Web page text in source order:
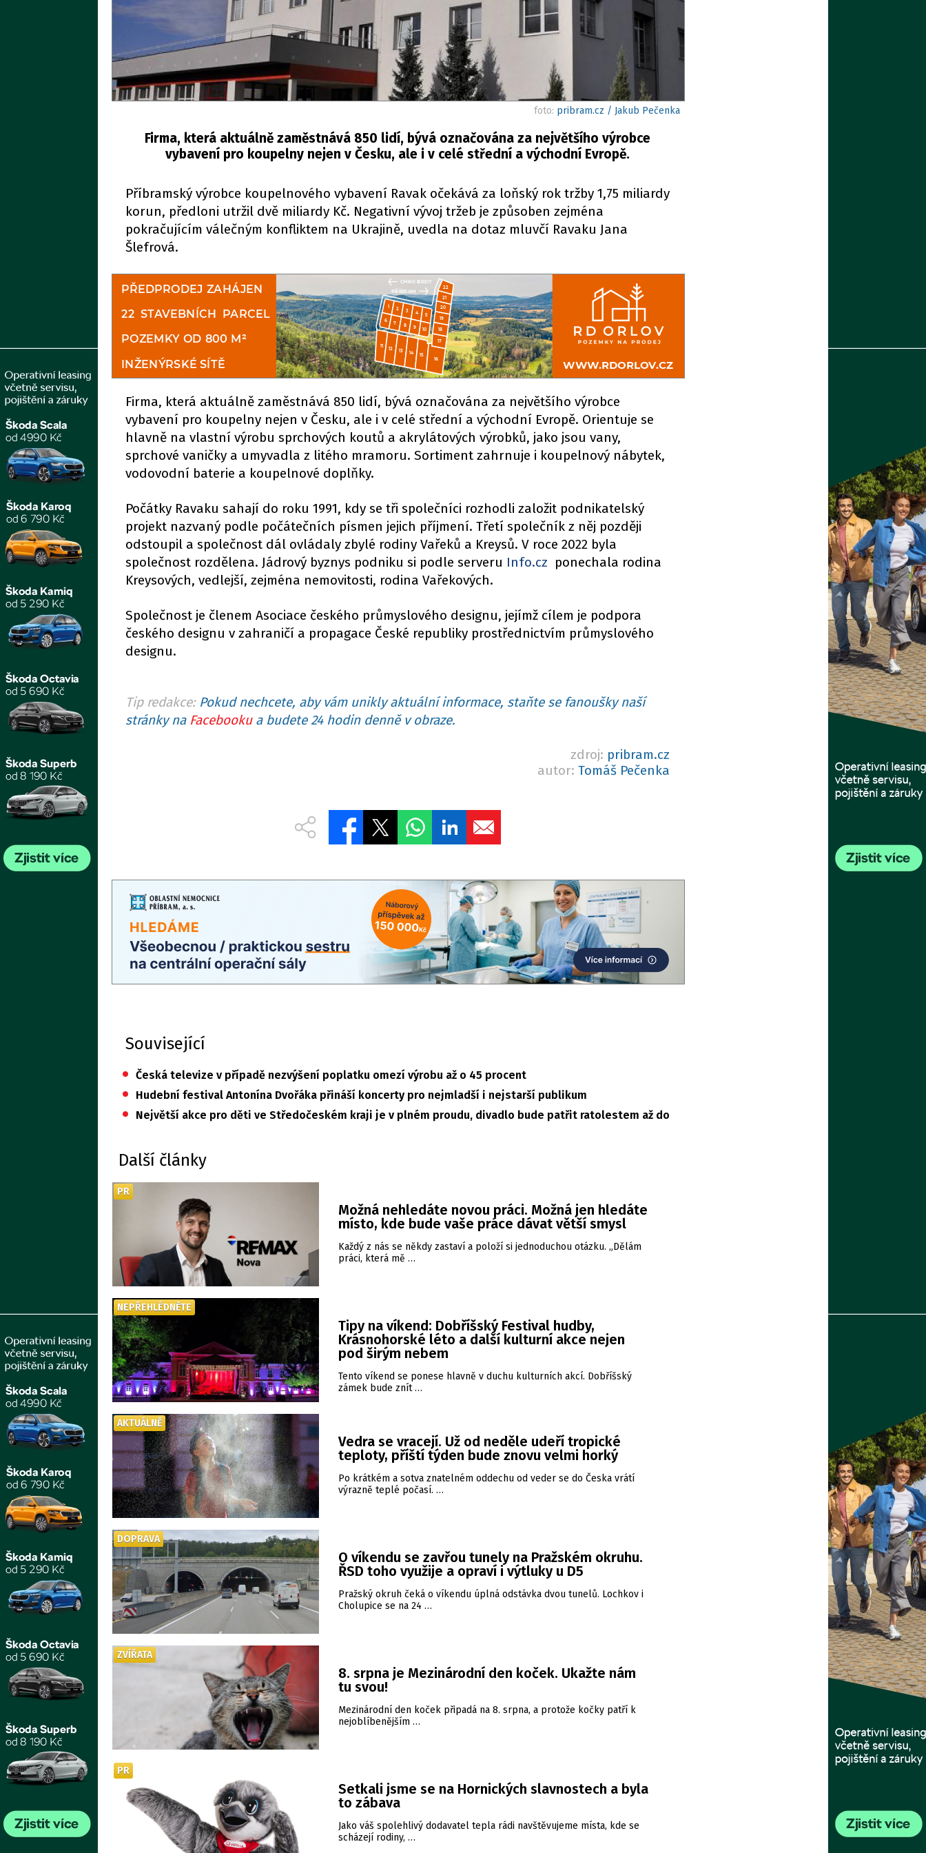
foto: pribram.cz / Jakub Pečenka
Firma, která aktuálně zaměstnává 850 lidí, bývá označována za největšího výrobce
vybavení pro koupelny nejen v Česku, ale i v celé střední a východní Evropě.
Příbramský výrobce koupelnového vybavení Ravak očekává za loňský rok tržby 1,75 miliardy
korun, předloni utržil dvě miliardy Kč. Negativní vývoj tržeb je způsoben zejména
pokračujícím válečným konfliktem na Ukrajině, uvedla na dotaz mluvčí Ravaku Jana
Šlefrová.
Firma, která aktuálně zaměstnává 850 lidí, bývá označována za největšího výrobce
vybavení pro koupelny nejen v Česku, ale i v celé střední a východní Evropě. Orientuje se
hlavně na vlastní výrobu sprchových koutů a akrylátových výrobků, jako jsou vany,
sprchové vaničky a umyvadla z litého mramoru. Sortiment zahrnuje i koupelnový nábytek,
vodovodní baterie a koupelnové doplňky.
Počátky Ravaku sahají do roku 1991, kdy se tři společníci rozhodli založit podnikatelský
projekt nazvaný podle počátečních písmen jejich příjmení. Třetí společník z něj později
odstoupil a společnost dál ovládaly zbylé rodiny Vařeků a Kreysů. V roce 2022 byla
společnost rozdělena. Jádrový byznys podniku si podle serveru Info.cz ponechala rodina
Kreysových, vedlejší, zejména nemovitosti, rodina Vařekových.
Společnost je členem Asociace českého průmyslového designu, jejímž cílem je podpora
českého designu v zahraničí a propagace České republiky prostřednictvím průmyslového
designu.
Tip redakce: Pokud nechcete, aby vám unikly aktuální informace, staňte se fanoušky naší
stránky na Facebookua budete 24 hodin denně v obraze.
zdroj: pribram.cz
autor: Tomáš Pečenka
Související
• Česká televize v případě nezvýšení poplatku omezí výrobu až o 45 procent
• Hudební festival Antonína Dvořáka přináší koncerty pro nejmladší i nejstarší publikum
• Největší akce pro děti ve Středočeském kraji je v plném proudu, divadlo bude patřit ratolestem až do večera
Další články
Možná nehledáte novou práci. Možná jen hledáte
místo, kde bude vaše práce dávat větší smysl
Každý z nás se někdy zastaví a položí si jednoduchou otázku. „Dělám
práci, která mě …
PR
Tipy na víkend: Dobříšský Festival hudby,
Krásnohorské léto a další kulturní akce nejen
pod širým nebem
Tento víkend se ponese hlavně v duchu kulturních akcí. Dobříšský
zámek bude znít …
NEPŘEHLÉDNĚTE
Vedra se vracejí. Už od neděle udeří tropické
teploty, příští týden bude znovu velmi horký
Po krátkém a sotva znatelném oddechu od veder se do Česka vrátí
výrazně teplé počasí. …
AKTUÁLNĚ
O víkendu se zavřou tunely na Pražském okruhu.
ŘSD toho využije a opraví i výtluky u D5
Pražský okruh čeká o víkendu úplná odstávka dvou tunelů. Lochkov i
Cholupice se na 24 …
DOPRAVA
8. srpna je Mezinárodní den koček. Ukažte nám
tu svou!
Mezinárodní den koček připadá na 8. srpna, a protože kočky patří k
nejoblíbenějším …
ZVÍŘATA
Setkali jsme se na Hornických slavnostech a byla
to zábava
Jako váš spolehlivý dodavatel tepla rádi navštěvujeme místa, kde se
scházejí rodiny, …
PR